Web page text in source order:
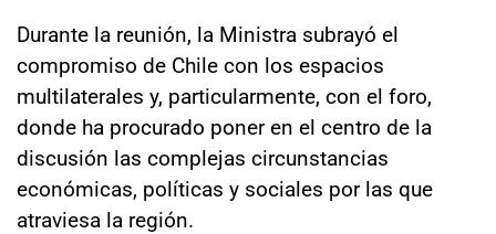
Durante la reunión, la Ministra subrayó el
compromiso de Chile con los espacios
multilaterales y, particularmente, con el foro,
donde ha procurado poner en el centro de la
discusión las complejas circunstancias
económicas, políticas y sociales por las que
atraviesa la región.